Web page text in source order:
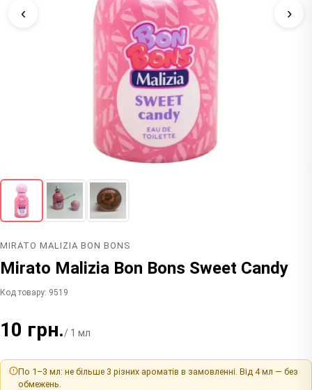
‹ ›
MIRATO MALIZIA BON BONS
Mirato Malizia Bon Bons Sweet Candy
Код товару: 9519
10 грн./ 1 мл
По 1–3 мл: не більше 3 різних ароматів в замовленні. Від 4 мл — без
обмежень.